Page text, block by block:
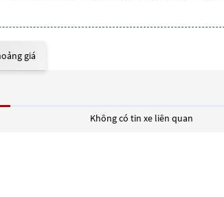
giá
Không có tin xe liên quan